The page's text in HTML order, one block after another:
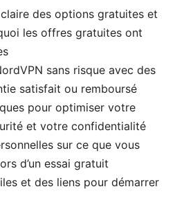
des options gratuites et
les offres gratuites ont
sans risque avec des
satisfait ou remboursé
pour optimiser votre
et votre confidentialité
sur ce que vous
d’un essai gratuit
et des liens pour démarrer